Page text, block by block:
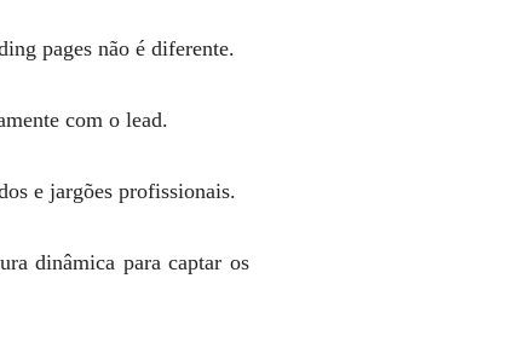
pages não é diferente.
com o lead.
e jargões profissionais.
dinâmica para captar os